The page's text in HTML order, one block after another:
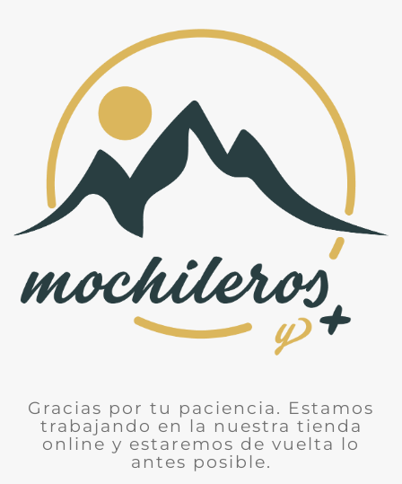
Gracias por tu paciencia. Estamos
trabajando en la nuestra tienda
online y estaremos de vuelta lo
antes posible.